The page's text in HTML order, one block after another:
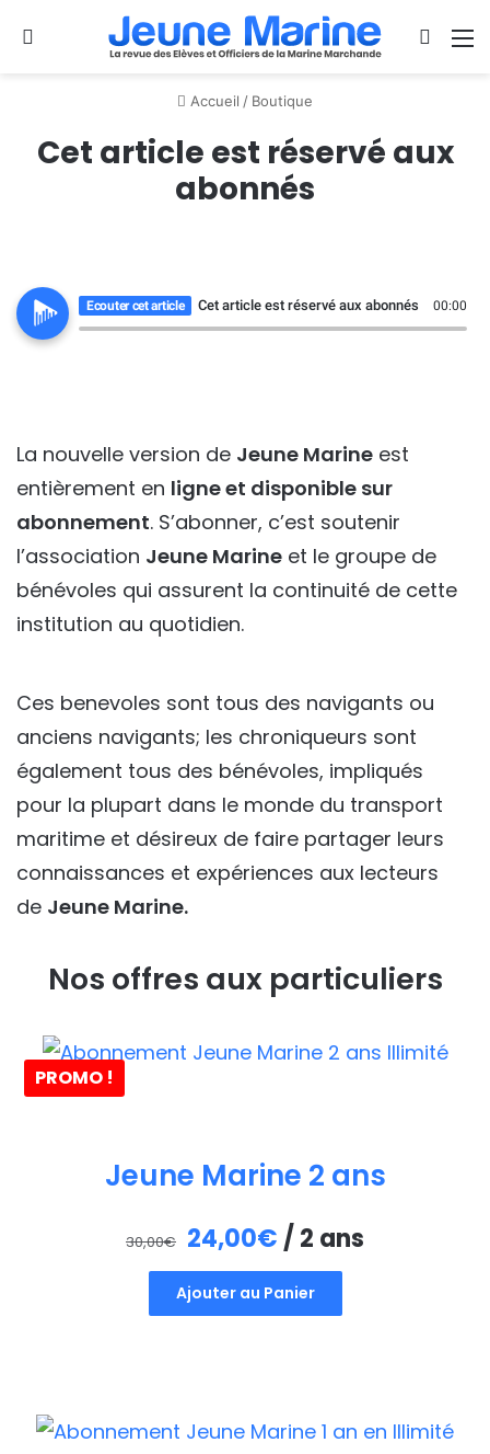
Se connecter
Accueil / Boutique
Cet article est réservé aux
abonnés
Ecouter cet article Cet article est réservé aux abonnés 00:00
La nouvelle version de Jeune Marine est
entièrement en ligne et disponible sur
abonnement. S’abonner, c’est soutenir
l’association Jeune Marine et le groupe de
bénévoles qui assurent la continuité de cette
institution au quotidien.
Ces benevoles sont tous des navigants ou
anciens navigants; les chroniqueurs sont
également tous des bénévoles, impliqués
pour la plupart dans le monde du transport
maritime et désireux de faire partager leurs
connaissances et expériences aux lecteurs
de Jeune Marine.
Nos offres aux particuliers
PROMO !
Jeune Marine 2 ans
30,00€ Le
prix
initial
24,00€ Le
prix
actuel
/ 2 ans
Ajouter au Panier